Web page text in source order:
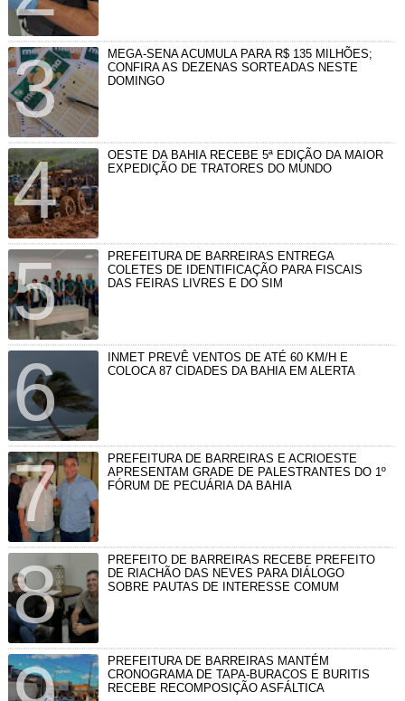
MEGA-SENA ACUMULA PARA R$ 135 MILHÕES;
CONFIRA AS DEZENAS SORTEADAS NESTE
DOMINGO
OESTE DA BAHIA RECEBE 5ª EDIÇÃO DA MAIOR
EXPEDIÇÃO DE TRATORES DO MUNDO
PREFEITURA DE BARREIRAS ENTREGA
COLETES DE IDENTIFICAÇÃO PARA FISCAIS
DAS FEIRAS LIVRES E DO SIM
INMET PREVÊ VENTOS DE ATÉ 60 KM/H E
COLOCA 87 CIDADES DA BAHIA EM ALERTA
PREFEITURA DE BARREIRAS E ACRIOESTE
APRESENTAM GRADE DE PALESTRANTES DO 1º
FÓRUM DE PECUÁRIA DA BAHIA
PREFEITO DE BARREIRAS RECEBE PREFEITO
DE RIACHÃO DAS NEVES PARA DIÁLOGO
SOBRE PAUTAS DE INTERESSE COMUM
PREFEITURA DE BARREIRAS MANTÉM
CRONOGRAMA DE TAPA-BURACOS E BURITIS
RECEBE RECOMPOSIÇÃO ASFÁLTICA